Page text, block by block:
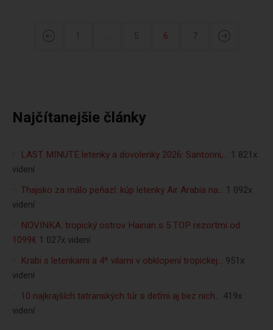
1 … 5 6 7
Najčítanejšie články
LAST MINUTE letenky a dovolenky 2026: Santorini,… 1 821x
videní
Thajsko za málo peňazí: kúp letenky Air Arabia na… 1 092x
videní
NOVINKA: tropický ostrov Hainan s 5 TOP rezortmi od
1099€ 1 027x videní
Krabi s letenkami a 4* vilami v obklopení tropickej… 951x
videní
10 najkrajších tatranských túr s deťmi aj bez nich… 419x
videní